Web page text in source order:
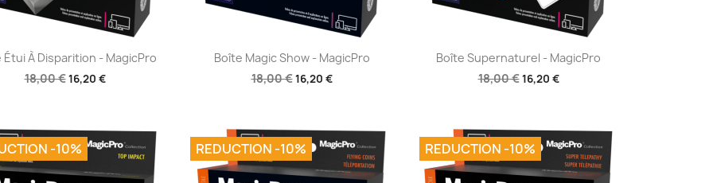
Aperçu rapide
Étui À Disparition - MagicPro
18,00 €16,20 €
Aperçu rapide
Boîte Magic Show - MagicPro
18,00 €16,20 €
Aperçu rapide
Boîte Supernaturel - MagicPro
18,00 €16,20 €
-10% REDUCTION -10% REDUCTION -10%